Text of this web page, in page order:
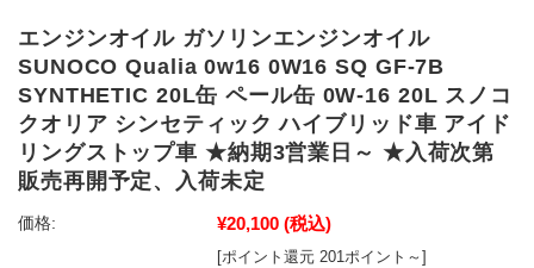
エンジンオイル ガソリンエンジンオイル
SUNOCO Qualia 0w16 0W16 SQ GF-7B
SYNTHETIC 20L缶 ペール缶 0W-16 20L スノコ
クオリア シンセティック ハイブリッド車 アイド
リングストップ車 ★納期3営業日～ ★入荷次第
販売再開予定、入荷未定
価格: ¥20,100 (税込)
[ポイント還元 201ポイント～]